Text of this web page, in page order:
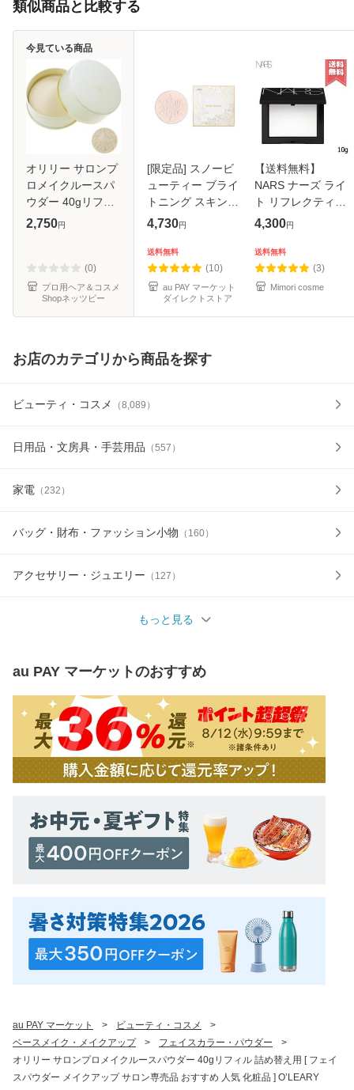
類似商品と比較する
オリリー サロンプ
ロメイクルースパ
ウダー 40gリフィ
ル 詰め替え用 [ フ
専売品 おすすめ 人
気 化粧品
2,750円
(0)
プロ用ヘア＆コスメ
Shopネッツビー
今見ている商品
[限定品] スノービ
ューティー ブライ
トニング スキンケ
アパウダー （レフ
イスパウダー 25g
【医薬部外品】 美
白 透明感
4,730円
送料無料
(10)
au PAY マーケット
ダイレクトストア
【送料無料】
NARS ナーズ ライ
ト リフレクティン
グ セッティング パ
10g
4,300円
送料無料
(3)
Mimori cosme
お店のカテゴリから商品を探す
ビューティ・コスメ （8,089 ）
日用品・文房具・手芸用品 （557 ）
家電 （232 ）
バッグ・財布・ファッション小物 （ 160）
アクセサリー・ジュエリー （ 127 ）
もっと見る
au PAY マーケットのおすすめ
au PAY マーケット > ビューティ・コスメ
>
ベースメイク・メイクアップ
> フェイスカラー・パウダー
>
オリリー サロンプロメイクルースパウダー 40gリフィル 詰め替え用 [ フェイ
スパウダー メイクアップ サロン専売品 おすすめ 人気 化粧品 ] O’LEARY